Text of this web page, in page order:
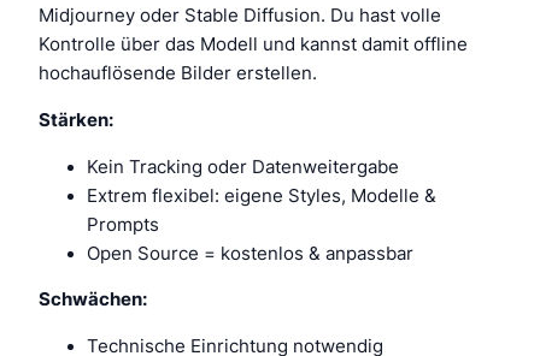
Midjourney oder Stable Diffusion. Du hast volle
Kontrolle über das Modell und kannst damit offline
hochauflösende Bilder erstellen.
Stärken:
Kein Tracking oder Datenweitergabe
Extrem flexibel: eigene Styles, Modelle &
Prompts
Open Source = kostenlos & anpassbar
Schwächen:
Technische Einrichtung notwendig